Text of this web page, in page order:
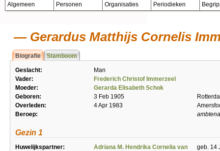
Algemeen Personen Organisaties Periodieken
Gerardus Matthijs Cornelis
Biografie Stamboom
Geslacht:
Man
Vader:
Frederich Christof Immerzeel
Moeder:
Gerarda Elisabeth Schok
Geboren:
3 Feb 1905
Overleden:
4 Apr 1983
Beroep:
Gezin 1
Huwelijkspartner:
Adriana M. Hendrika Cornelia van
geb. 14